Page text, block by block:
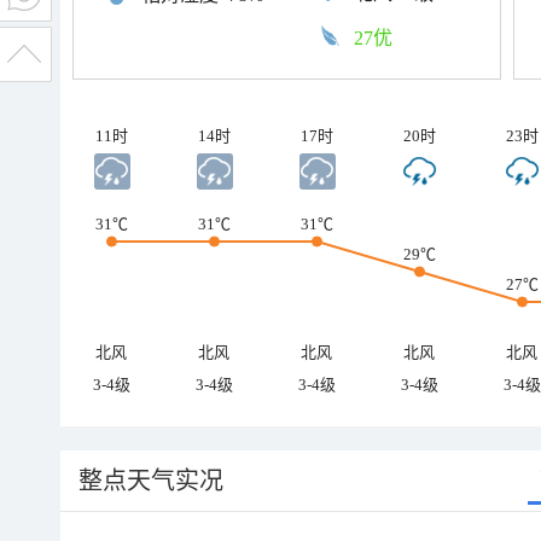
27优
11时 14时 17时 20时 23时
31℃ 31℃
31℃
29℃
27℃
北风 北风 北风 北风
北风
3-4级
3-4级 3-4级 3-4级 3-4级
整点天气实况